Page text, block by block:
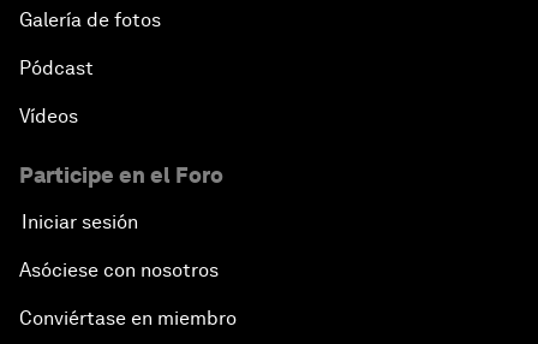
Galería de fotos
Pódcast
Vídeos
Participe en el Foro
Iniciar sesión
Asóciese con nosotros
Conviértase en miembro